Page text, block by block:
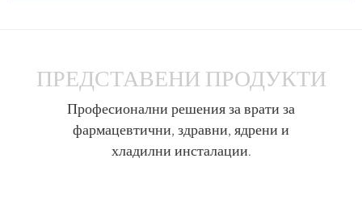
ПРЕДСТАВЕНИ ПРОДУКТИ
Професионални решения за врати за
фармацевтични, здравни, ядрени и
хладилни инсталации.